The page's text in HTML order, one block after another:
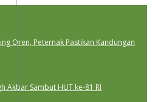
Oren, Peternak Pastikan Kandungan
Akbar Sambut HUT ke-81 RI